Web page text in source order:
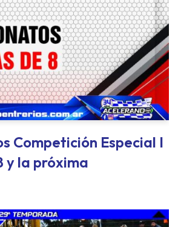
Competición Especial I
y la próxima